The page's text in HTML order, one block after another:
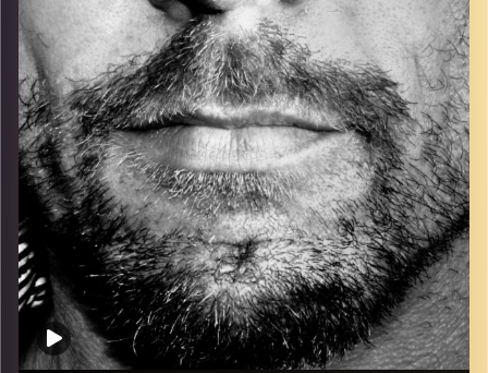
קרדיט תמונות: David Goehring